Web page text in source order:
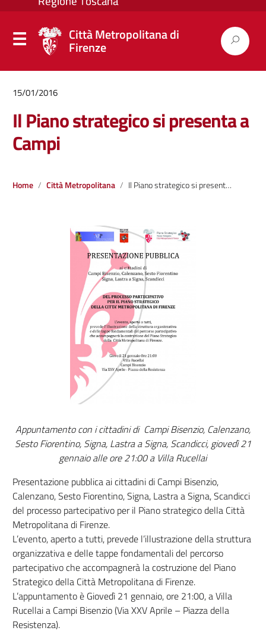
Città Metropolitana di
Firenze
15/01/2016
Il Piano strategico si presenta a
Campi
Home Città Metropolitana Il Piano strategico si presenta a Campi
Appuntamento con i cittadini di Campi Bisenzio, Calenzano,
Sesto Fiorentino, Signa, Lastra a Signa, Scandicci, giovedì 21
gennaio alle ore 21:00 a Villa Rucellai
Presentazione pubblica ai cittadini di Campi Bisenzio,
Calenzano, Sesto Fiorentino, Signa, Lastra a Signa, Scandicci
del processo partecipativo per il Piano strategico della Città
Metropolitana di Firenze.
L’evento, aperto a tutti, prevede l’illustrazione della struttura
organizzativa e delle tappe fondamentali del percorso
partecipativo che accompagnerà la costruzione del Piano
Strategico della Città Metropolitana di Firenze.
L’appuntamento è Giovedì 21 gennaio, ore 21:00, a Villa
Rucellai a Campi Bisenzio (Via XXV Aprile – Piazza della
Resistenza).